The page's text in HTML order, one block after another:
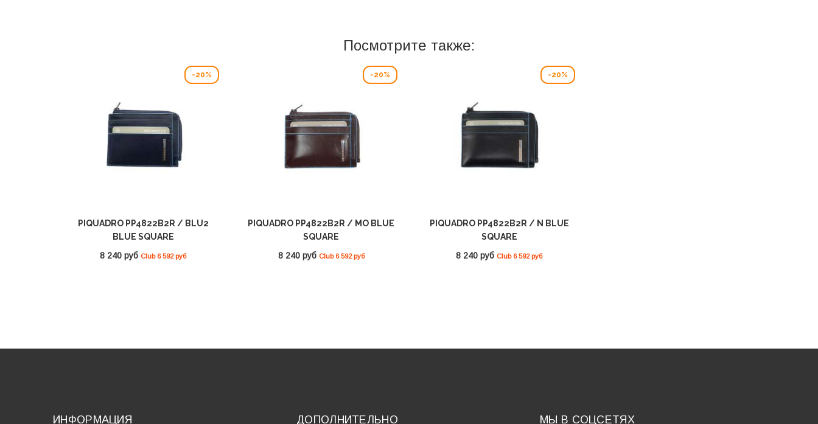
Посмотрите также:
-20%
PIQUADRO PP4822B2R / BLU2
BLUE SQUARE
8 240 руб Club 6 592 руб
-20%
PIQUADRO PP4822B2R / MO BLUE
SQUARE
8 240 руб Club 6 592 руб
-20%
PIQUADRO PP4822B2R / N BLUE
SQUARE
8 240 руб Club 6 592 руб
ИНФОРМАЦИЯ ДОПОЛНИТЕЛЬНО МЫ В СОЦСЕТЯХ